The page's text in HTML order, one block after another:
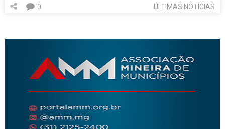
ÚLTIMAS NOTÍCIAS
0